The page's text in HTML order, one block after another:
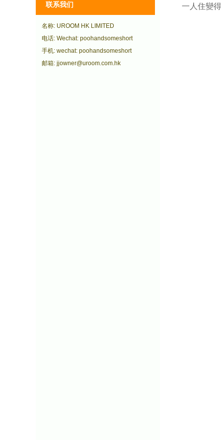
联系我们
名称: UROOM HK LIMITED
电话: Wechat: poohandsomeshort
手机: wechat: poohandsomeshort
邮箱: jjowner@uroom.com.hk
一人住變